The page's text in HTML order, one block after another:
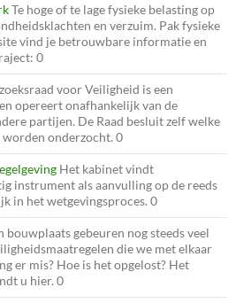
Te hoge of te lage fysieke belasting op
en verzuim. Pak fysieke
vind je betrouwbare informatie en
0
voor Veiligheid is een
opereert onafhankelijk van de
partijen. De Raad besluit zelf welke
onderzocht. 0
Het kabinet vindt
instrument als aanvulling op de reeds
in het wetgevingsproces. 0
bouwplaats gebeuren nog steeds veel
die we met elkaar
er mis? Hoe is het opgelost? Het
u hier. 0